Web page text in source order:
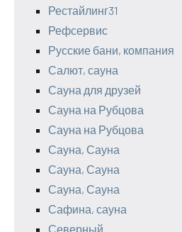
Рестайлинг31
Рефсервис
Русские бани, компания
Салют, сауна
Сауна для друзей
Сауна на Рубцова
Сауна на Рубцова
Сауна, Сауна
Сауна, Сауна
Сауна, Сауна
Сафина, сауна
Северный